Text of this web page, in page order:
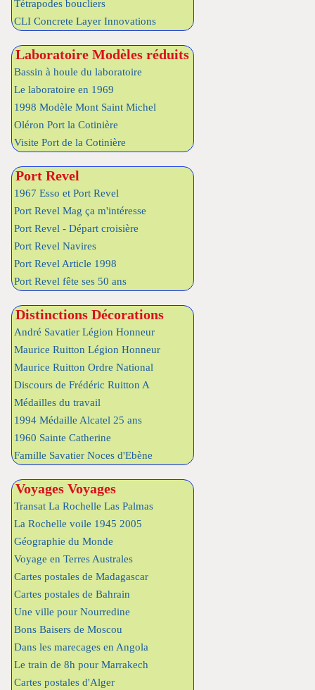
Tétrapodes boucliers
CLI Concrete Layer Innovations
Laboratoire Modèles réduits
Bassin à houle du laboratoire
Le laboratoire en 1969
1998 Modèle Mont Saint Michel
Oléron Port la Cotinière
Visite Port de la Cotinière
Port Revel
1967 Esso et Port Revel
Port Revel Mag ça m'intéresse
Port Revel - Départ croisière
Port Revel Navires
Port Revel Article 1998
Port Revel fête ses 50 ans
Distinctions Décorations
André Savatier Légion Honneur
Maurice Ruitton Légion Honneur
Maurice Ruitton Ordre National
Discours de Frédéric Ruitton A
Médailles du travail
1994 Médaille Alcatel 25 ans
1960 Sainte Catherine
Famille Savatier Noces d'Ebène
Voyages Voyages
Transat La Rochelle Las Palmas
La Rochelle voile 1945 2005
Géographie du Monde
Voyage en Terres Australes
Cartes postales de Madagascar
Cartes postales de Bahrain
Une ville pour Nourredine
Bons Baisers de Moscou
Dans les marecages en Angola
Le train de 8h pour Marrakech
Cartes postales d'Alger